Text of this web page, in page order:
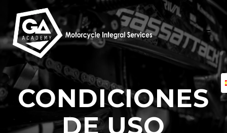
to
content
CONDICIONES
DE USO